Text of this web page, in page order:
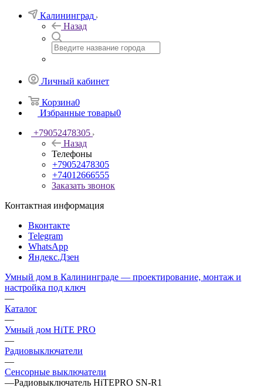
Калининград
Назад
Личный кабинет
Корзина0
Избранные товары0
+79052478305
Назад
Телефоны
+79052478305
+74012666555
Заказать звонок
Контактная информация
Вконтакте
Telegram
WhatsApp
Яндекс.Дзен
Умный дом в Калининграде — проектирование, монтаж и
настройка под ключ
—
Каталог
—
Умный дом HiTE PRO
—
Радиовыключатели
—
Сенсорные выключатели
—Радиовыключатель HiTEPRO SN-R1